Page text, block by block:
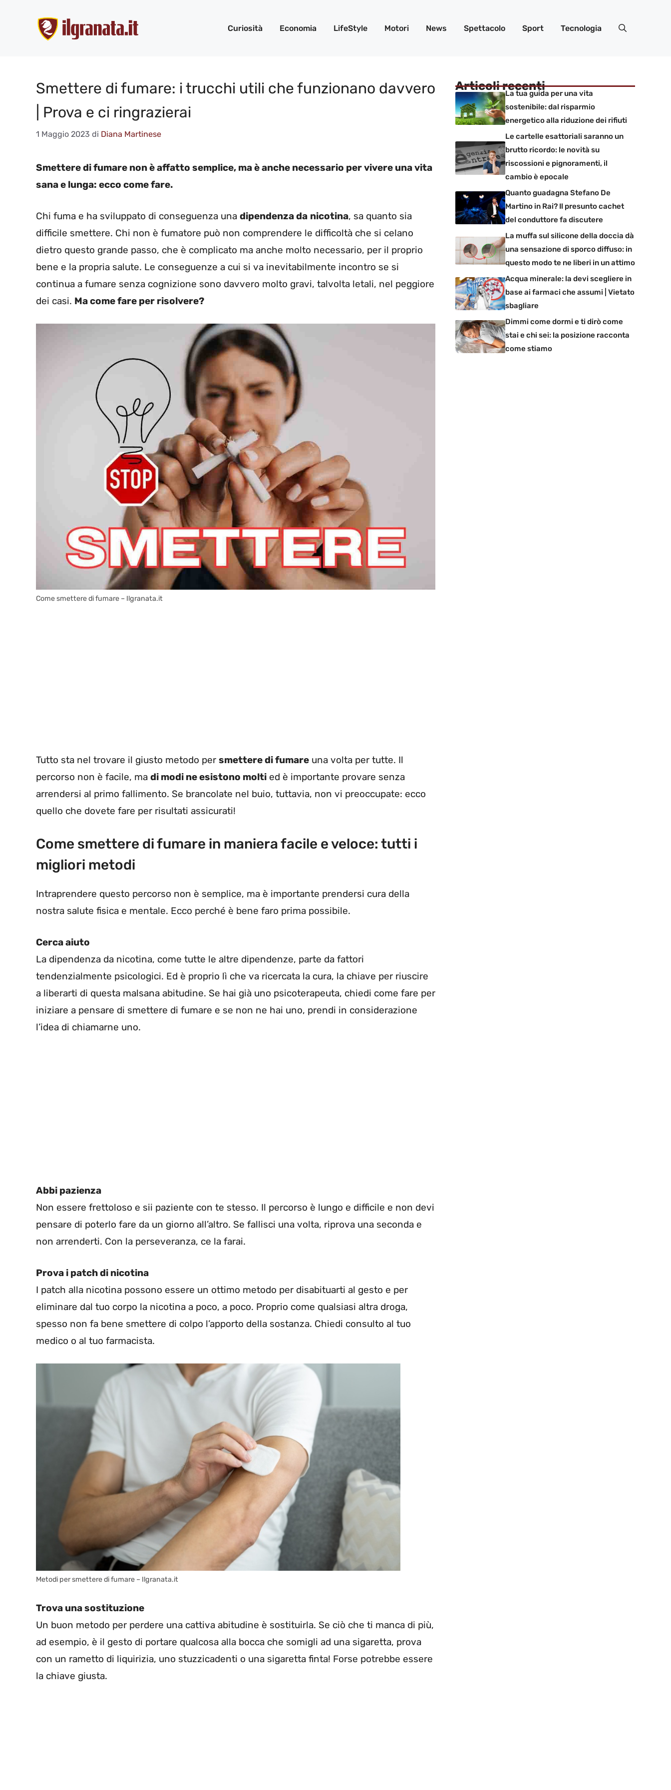
contenuto
Curiosità Economia LifeStyle Motori News Spettacolo Sport Tecnologia
Smettere di fumare: i trucchi utili che funzionano davvero
| Prova e ci ringrazierai
1 Maggio 2023 di Diana Martinese
Smettere di fumare non è affatto semplice, ma è anche necessario per vivere una vita
sana e lunga: ecco come fare.
Chi fuma e ha sviluppato di conseguenza una dipendenza da nicotina, sa quanto sia
difficile smettere. Chi non è fumatore può non comprendere le difficoltà che si celano
dietro questo grande passo, che è complicato ma anche molto necessario, per il proprio
bene e la propria salute. Le conseguenze a cui si va inevitabilmente incontro se si
continua a fumare senza cognizione sono davvero molto gravi, talvolta letali, nel peggiore
dei casi. Ma come fare per risolvere?
Come smettere di fumare – Ilgranata.it
Tutto sta nel trovare il giusto metodo per smettere di fumare una volta per tutte. Il
percorso non è facile, ma di modi ne esistono molti ed è importante provare senza
arrendersi al primo fallimento. Se brancolate nel buio, tuttavia, non vi preoccupate: ecco
quello che dovete fare per risultati assicurati!
Come smettere di fumare in maniera facile e veloce: tutti i
migliori metodi
Intraprendere questo percorso non è semplice, ma è importante prendersi cura della
nostra salute fisica e mentale. Ecco perché è bene faro prima possibile.
Cerca aiuto
La dipendenza da nicotina, come tutte le altre dipendenze, parte da fattori
tendenzialmente psicologici. Ed è proprio lì che va ricercata la cura, la chiave per riuscire
a liberarti di questa malsana abitudine. Se hai già uno psicoterapeuta, chiedi come fare per
iniziare a pensare di smettere di fumare e se non ne hai uno, prendi in considerazione
l’idea di chiamarne uno.
Abbi pazienza
Non essere frettoloso e sii paziente con te stesso. Il percorso è lungo e difficile e non devi
pensare di poterlo fare da un giorno all’altro. Se fallisci una volta, riprova una seconda e
non arrenderti. Con la perseveranza, ce la farai.
Prova i patch di nicotina
I patch alla nicotina possono essere un ottimo metodo per disabituarti al gesto e per
eliminare dal tuo corpo la nicotina a poco, a poco. Proprio come qualsiasi altra droga,
spesso non fa bene smettere di colpo l’apporto della sostanza. Chiedi consulto al tuo
medico o al tuo farmacista.
Metodi per smettere di fumare – Ilgranata.it
Trova una sostituzione
Un buon metodo per perdere una cattiva abitudine è sostituirla. Se ciò che ti manca di più,
ad esempio, è il gesto di portare qualcosa alla bocca che somigli ad una sigaretta, prova
con un rametto di liquirizia, uno stuzzicadenti o una sigaretta finta! Forse potrebbe essere
la chiave giusta.
Articoli recenti
La tua guida per una vita
sostenibile: dal risparmio
energetico alla riduzione dei rifiuti
Le cartelle esattoriali saranno un
brutto ricordo: le novità su
riscossioni e pignoramenti, il
cambio è epocale
Quanto guadagna Stefano De
Martino in Rai? Il presunto cachet
del conduttore fa discutere
La muffa sul silicone della doccia dà
una sensazione di sporco diffuso: in
questo modo te ne liberi in un attimo
Acqua minerale: la devi scegliere in
base ai farmaci che assumi | Vietato
sbagliare
Dimmi come dormi e ti dirò come
stai e chi sei: la posizione racconta
come stiamo